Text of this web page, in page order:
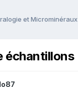
et Microminéraux
échantillons